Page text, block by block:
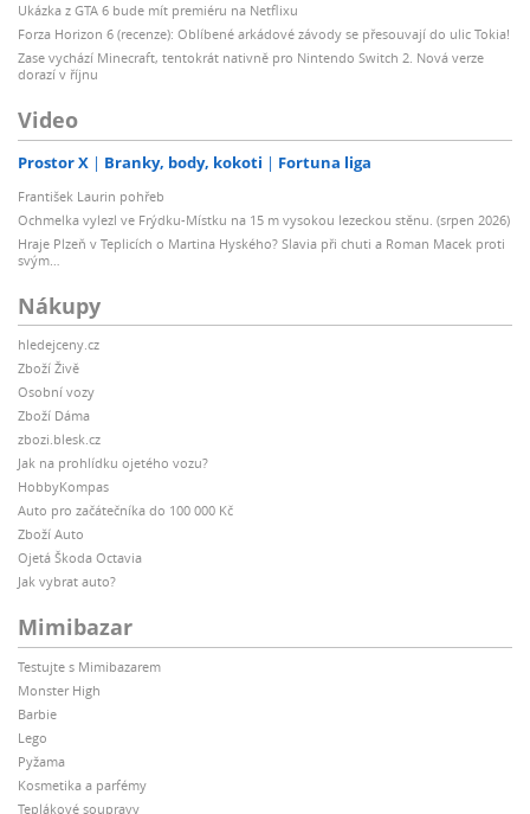
Ukázka z GTA 6 bude mít premiéru na Netflixu
Forza Horizon 6 (recenze): Oblíbené arkádové závody se přesouvají do ulic Tokia!
Zase vychází Minecraft, tentokrát nativně pro Nintendo Switch 2. Nová verze
dorazí v říjnu
Video
Prostor X Branky, body, kokoti Fortuna liga
František Laurin pohřeb
Ochmelka vylezl ve Frýdku-Místku na 15 m vysokou lezeckou stěnu. (srpen 2026)
Hraje Plzeň v Teplicích o Martina Hyského? Slavia při chuti a Roman Macek proti
svým…
Nákupy
hledejceny.cz
Zboží Živě
Osobní vozy
Zboží Dáma
zbozi.blesk.cz
Jak na prohlídku ojetého vozu?
HobbyKompas
Auto pro začátečníka do 100 000 Kč
Zboží Auto
Ojetá Škoda Octavia
Jak vybrat auto?
Mimibazar
Testujte s Mimibazarem
Monster High
Barbie
Lego
Pyžama
Kosmetika a parfémy
Teplákové soupravy